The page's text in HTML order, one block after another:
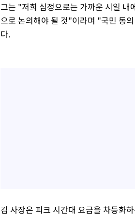
그는 "저희 심정으로는 가까운 시일
으로 논의해야 될 것"이라며 "국민 동
다.
김 사장은 피크 시간대 요금을 차등화